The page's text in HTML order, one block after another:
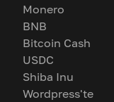
Monero
BNB
Bitcoin Cash
USDC
Shiba Inu
Wordpress'te